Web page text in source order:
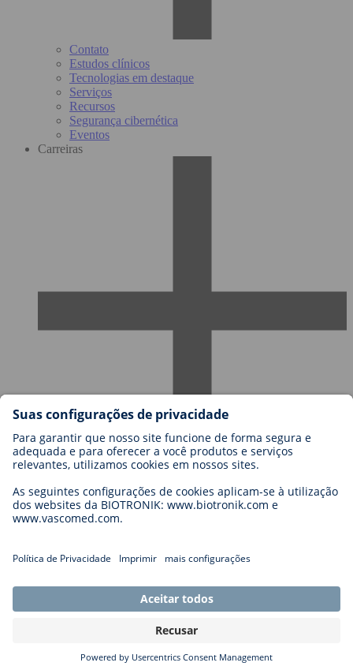
Contato
Estudos clínicos
Tecnologias em destaque
Serviços
Recursos
Segurança cibernética
Eventos
Carreiras
Blog
Contato
Cookie Settings
Legal Disclaimer
Copyright © 2026 Biotronik. All rights reserved.